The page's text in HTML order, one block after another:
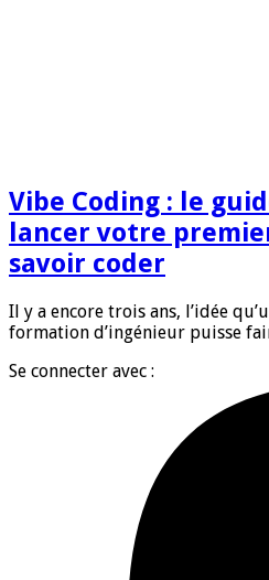
Vibe Coding : le
lancer votre
savoir coder
Il y a encore trois ans, l’idée
formation d’ingénieur puisse
Se connecter avec :